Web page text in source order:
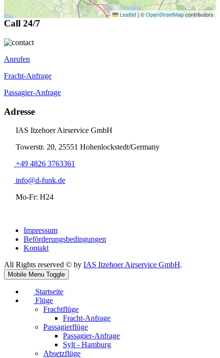
Leaflet | ©OpenStreetMapcontributors
Call 24/7
Anrufen
Fracht-Anfrage
Passagier-Anfrage
Adresse
IAS Itzehoer Airservice GmbH
Towerstr. 20, 25551 Hohenlockstedt/Germany
+49 4826 3763361
info@d-funk.de
Mo-Fr: H24
Impressum
Beförderungsbedingungen
Kontakt
All Rights reserved © by IAS Itzehoer Airservice GmbH.
Mobile Menu Toggle
Startseite
Flüge
Frachtflüge
Fracht-Anfrage
Passagierflüge
Passagier-Anfrage
Sylt - Hamburg
Absetzflüge